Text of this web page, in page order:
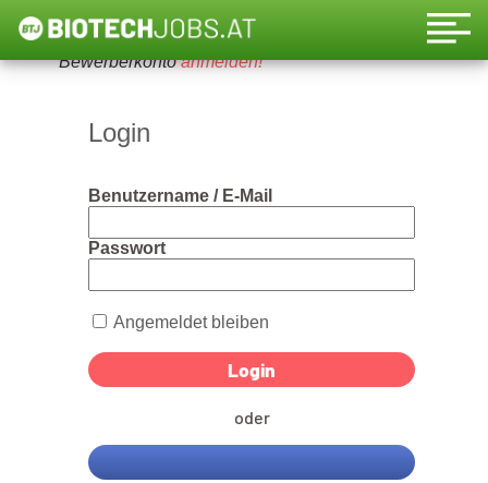
Um diese Funktion nutzen zu können, bitte ein
Bewerberkontoanmelden!
Login
Benutzername / E-Mail
Passwort
Angemeldet bleiben
oder